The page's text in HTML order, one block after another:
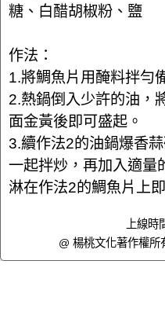
糖、白醋胡椒粉、鹽
作法：
1.將鯛魚片用醃料拌勻
2.熱鍋倒入少許的油，
面金黃後即可盛起。
3.續作法2的油鍋爆香
一起拌炒，再加入適量
淋在作法2的鯛魚片上
上線
@ 楊桃文化著作權所